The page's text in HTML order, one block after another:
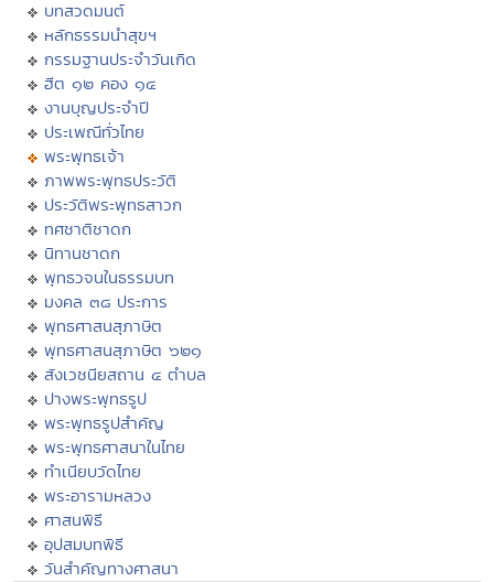
บทสวดมนต์
หลักธรรมนำสุขฯ
กรรมฐานประจำวันเกิด
ฮีต ๑๒ คอง ๑๔
งานบุญประจำปี
ประเพณีทั่วไทย
พระพุทธเจ้า
ภาพพระพุทธประวัติ
ประวัติพระพุทธสาวก
ทศชาติชาดก
นิทานชาดก
พุทธวจนในธรรมบท
มงคล ๓๘ ประการ
พุทธศาสนสุภาษิต
พุทธศาสนสุภาษิต ๖๒๑
สังเวชนียสถาน ๔ ตำบล
ปางพระพุทธรูป
พระพุทธรูปสำคัญ
พระพุทธศาสนาในไทย
ทำเนียบวัดไทย
พระอารามหลวง
ศาสนพิธี
อุปสมบทพิธี
วันสำคัญทางศาสนา